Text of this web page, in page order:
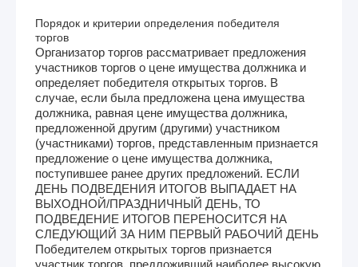
Порядок и критерии определения победителя
торгов
Организатор торгов рассматривает предложения
участников торгов о цене имущества должника и
определяет победителя открытых торгов. В
случае, если была предложена цена имущества
должника, равная цене имущества должника,
предложенной другим (другими) участником
(участниками) торгов, представленным признается
предложение о цене имущества должника,
поступившее ранее других предложений. ЕСЛИ
ДЕНЬ ПОДВЕДЕНИЯ ИТОГОВ ВЫПАДАЕТ НА
ВЫХОДНОЙ/ПРАЗДНИЧНЫЙ ДЕНЬ, ТО
ПОДВЕДЕНИЕ ИТОГОВ ПЕРЕНОСИТСЯ НА
СЛЕДУЮЩИЙ ЗА НИМ ПЕРВЫЙ РАБОЧИЙ ДЕНЬ
Победителем открытых торгов признается
участник торгов, предложивший наиболее высокую